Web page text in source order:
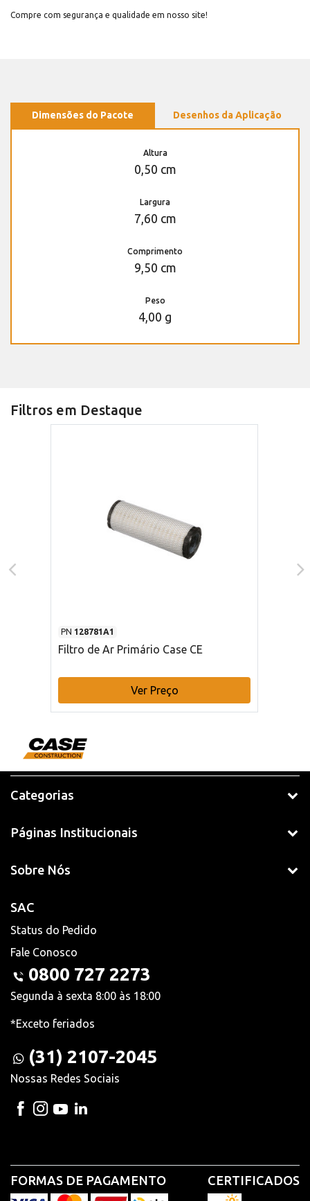
Compre com segurança e qualidade em nosso site!
Dimensões do Pacote Desenhos da Aplicação
Altura
0,50 cm
Largura
7,60 cm
Comprimento
9,50 cm
Peso
4,00 g
Filtros em Destaque
PN 128781A1
Filtro de Ar Primário Case CE
Ver Preço
Categorias
Páginas Institucionais
Sobre Nós
SAC
Status do Pedido
Fale Conosco
0800 727 2273
Segunda à sexta 8:00 às 18:00
*Exceto feriados
(31) 2107-2045
Nossas Redes Sociais
FORMAS DE PAGAMENTO CERTIFICADOS